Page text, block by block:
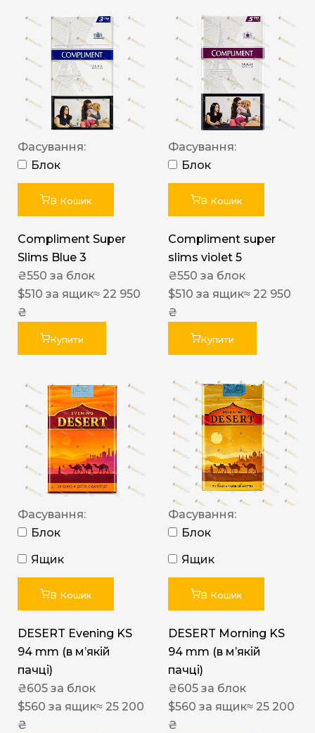
Фасування:
Блок
В Кошик
Compliment Super
Slims Blue 3
₴550 за блок
$510 за ящик≈ 22 950
₴
Купити
Фасування:
Блок
В Кошик
Compliment super
slims violet 5
₴550 за блок
$510 за ящик≈ 22 950
₴
Купити
Фасування:
Блок
Ящик
В Кошик
DESERT Evening KS
94 mm (в мʼякій
пачці)
₴605 за блок
$560 за ящик≈ 25 200
₴
Фасування:
Блок
Ящик
В Кошик
DESERT Morning KS
94 mm (в мʼякій
пачці)
₴605 за блок
$560 за ящик≈ 25 200
₴